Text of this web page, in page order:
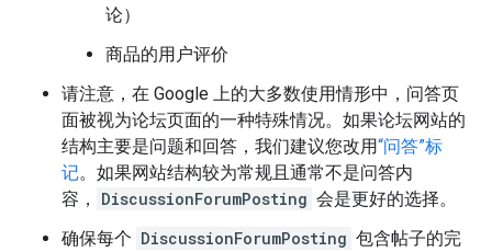
论）
商品的用户评价
请注意，在 Google 上的大多数使用情形中，问答页
面被视为论坛页面的一种特殊情况。如果论坛网站的
结构主要是问题和回答，我们建议您改用“问答”标
记。如果网站结构较为常规且通常不是问答内
容，
DiscussionForumPosting 会是更好的选择。
确保每个 DiscussionForumPosting 包含帖子的完